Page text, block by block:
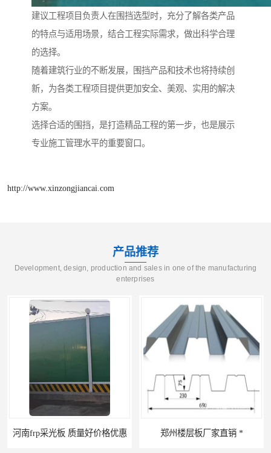
建议工程项目负责人在围挡选型时，充分了解各类产品
的特点与适用场景，结合工程实际需求，做出科学合理
的选择。
随着建筑行业的不断发展，围挡产品和技术也将持续创
新，为各类工程项目提供更加安全、美观、实用的解决
方案。
选择合适的围挡，是打造精品工程的第一步，也是展示
专业施工管理水平的重要窗口。
http://www.xinzongjiancai.com
产品推荐
Development, design, production and sales in one of the manufacturing
enterprises
郑州楼层板厂家直销 *